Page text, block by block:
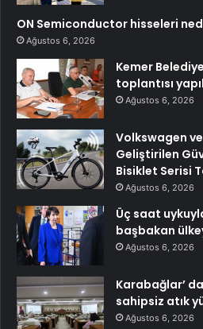
ON Semiconductor hisseleri
Ağustos 6, 2026
Kemer
toplantısı
Ağustos 6, 2026
Volkswagen
Geliştirilen
Bisiklet Serisi
Ağustos 6, 2026
Üç saat
başbakan
Ağustos 6, 2026
Karabağlar’
sahipsiz atık
Ağustos 6, 2026